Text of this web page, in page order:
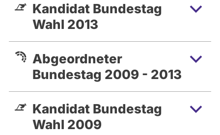
Kandidat Bundestag
Wahl 2013
Abgeordneter
Bundestag 2009 - 2013
Kandidat Bundestag
Wahl 2009